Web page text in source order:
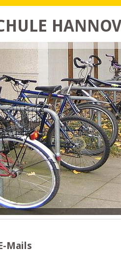
Mails